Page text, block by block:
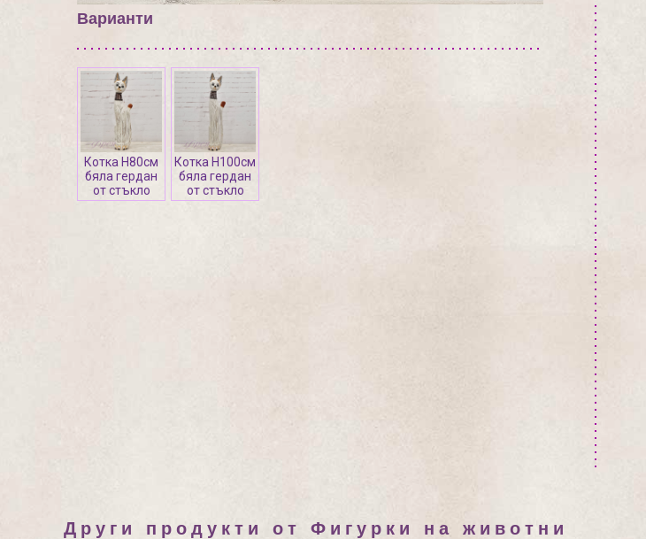
Варианти
Котка Н80см
бяла гердан
от стъкло
Котка Н100см
бяла гердан
от стъкло
Други продукти от Фигурки на животни